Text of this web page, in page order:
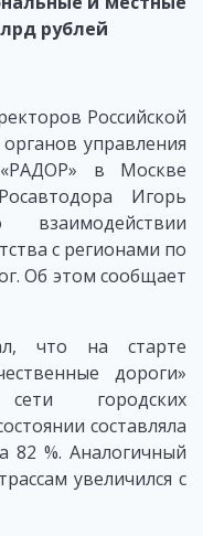
рублей
Российской
управления
в Москве
Игорь
с регионами по
Об этом сообщает
что на старте
дороги»
городских
составляла
82 %. Аналогичный
увеличился с